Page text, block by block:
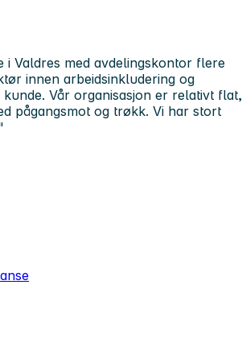
i Valdres med avdelingskontor flere
innen arbeidsinkludering og
Vår organisasjon er relativt flat,
pågangsmot og trøkk. Vi har stort